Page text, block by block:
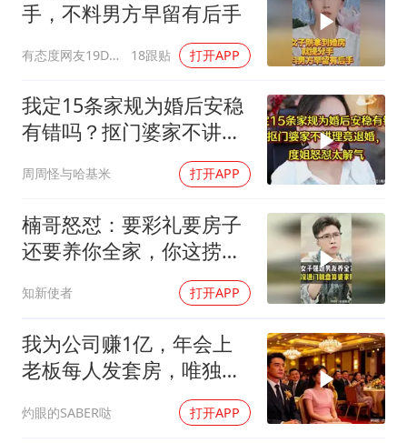
国防部：中国军队坚决反制任何闹海挑衅图谋
我国外贸延续良好增长态势
夯实基础开新局
手，不料男方早留有后手
有态度网友19Dsym 18跟贴 打开APP
我定15条家规为婚后安稳
有错吗？抠门婆家不讲理
周周怪与哈基米 打开APP
楠哥怒怼：要彩礼要房子
还要养你全家，你这捞相
知新使者 打开APP
我为公司赚1亿，年会上
老板每人发套房，唯独给
灼眼的SABER哒 打开APP